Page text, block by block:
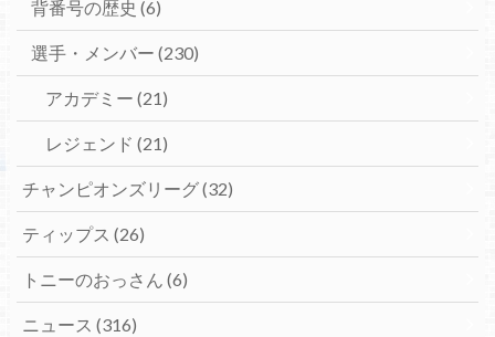
背番号の歴史 (6)
選手・メンバー (230)
アカデミー (21)
レジェンド (21)
チャンピオンズリーグ(32)
ティップス (26)
トニーのおっさん (6)
ニュース (316)